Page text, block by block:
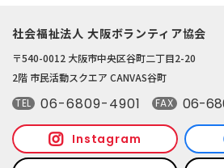
社会福祉法人 大阪ボランティア協会
〒540-0012 大阪市中央区谷町二丁目2-20
2階 市民活動スクエア CANVAS谷町
TEL 06-6809-4901 FAX 06-
Instagram